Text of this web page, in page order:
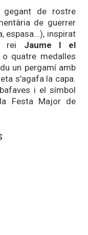
gegant de rostre
de guerrer
espasa...), inspirat
rei Jaume I el
quatre medalles
un pergamí amb
s'agafa la capa.
i el símbol
Festa Major de